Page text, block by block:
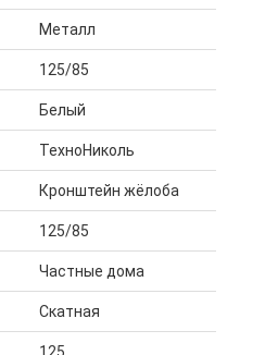
Металл
125/85
Белый
ТехноНиколь
Кронштейн жёлоба
125/85
Частные дома
Скатная